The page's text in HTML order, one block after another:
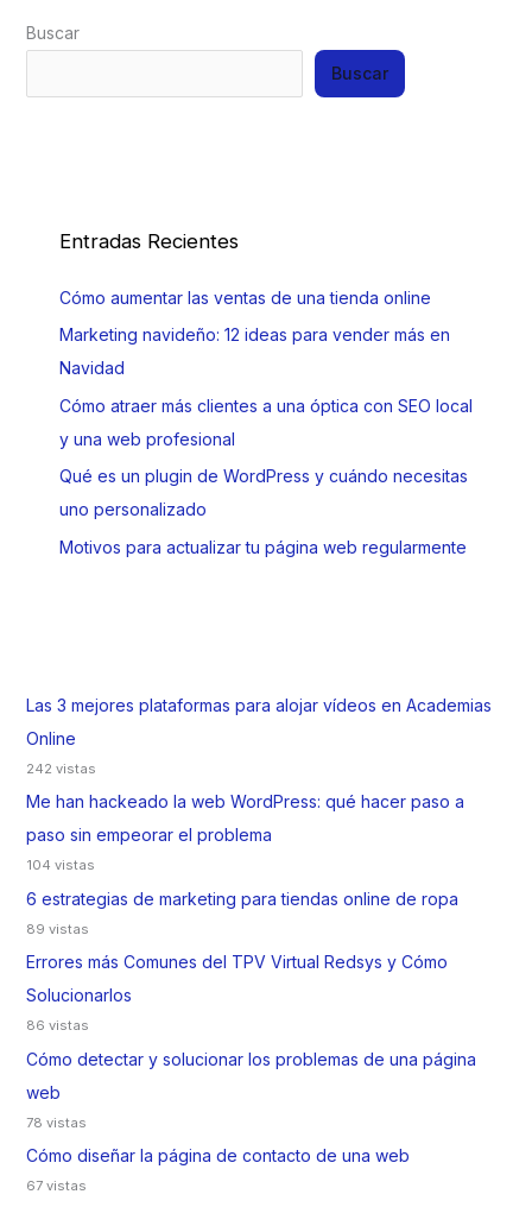
Buscar
Buscar
Entradas Recientes
Cómo aumentar las ventas de una tienda online
Marketing navideño: 12 ideas para vender más en
Navidad
Cómo atraer más clientes a una óptica con SEO local
y una web profesional
Qué es un plugin de WordPress y cuándo necesitas
uno personalizado
Motivos para actualizar tu página web regularmente
Las 3 mejores plataformas para alojar vídeos en Academias
Online
242 vistas
Me han hackeado la web WordPress: qué hacer paso a
paso sin empeorar el problema
104 vistas
6 estrategias de marketing para tiendas online de ropa
89 vistas
Errores más Comunes del TPV Virtual Redsys y Cómo
Solucionarlos
86 vistas
Cómo detectar y solucionar los problemas de una página
web
78 vistas
Cómo diseñar la página de contacto de una web
67 vistas